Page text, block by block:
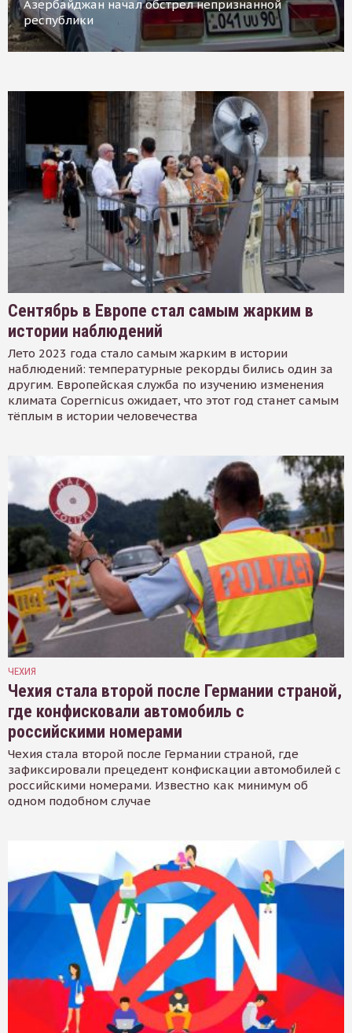
Азербайджан начал обстрел непризнанной
республики
Сентябрь в Европе стал самым жарким в
истории наблюдений
Лето 2023 года стало самым жарким в истории
наблюдений: температурные рекорды бились один за
другим. Европейская служба по изучению изменения
климата Copernicus ожидает, что этот год станет самым
тёплым в истории человечества
ЧЕХИЯ
Чехия стала второй после Германии страной,
где конфисковали автомобиль с
российскими номерами
Чехия стала второй после Германии страной, где
зафиксировали прецедент конфискации автомобилей с
российскими номерами. Известно как минимум об
одном подобном случае